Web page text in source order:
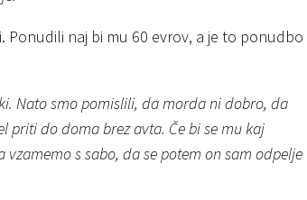
Ponudili naj bi mu 60 evrov, a je to ponudbo
Nato smo pomislili, da morda ni dobro, da
priti do doma brez avta. Če bi se mu kaj
s sabo, da se potem on sam odpelje